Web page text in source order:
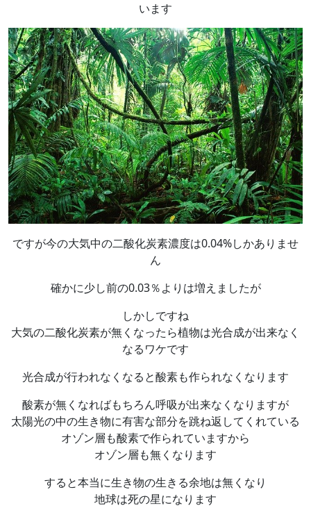
います
ですが今の大気中の二酸化炭素濃度は0.04%しかありませ
ん
確かに少し前の0.03％よりは増えましたが
しかしですね
大気の二酸化炭素が無くなったら植物は光合成が出来なく
なるワケです
光合成が行われなくなると酸素も作られなくなります
酸素が無くなればもちろん呼吸が出来なくなりますが
太陽光の中の生き物に有害な部分を跳ね返してくれている
オゾン層も酸素で作られていますから
オゾン層も無くなります
すると本当に生き物の生きる余地は無くなり
地球は死の星になります